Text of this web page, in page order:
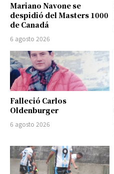
Mariano Navone se
despidió del Masters 1000
de Canadá
6 agosto 2026
Falleció Carlos
Oldenburger
6 agosto 2026